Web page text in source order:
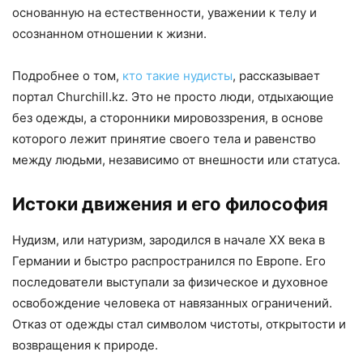
основанную на естественности, уважении к телу и
осознанном отношении к жизни.
Подробнее о том, кто такие нудисты, рассказывает
портал Churchill.kz. Это не просто люди, отдыхающие
без одежды, а сторонники мировоззрения, в основе
которого лежит принятие своего тела и равенство
между людьми, независимо от внешности или статуса.
Истоки движения и его философия
Нудизм, или натуризм, зародился в начале XX века в
Германии и быстро распространился по Европе. Его
последователи выступали за физическое и духовное
освобождение человека от навязанных ограничений.
Отказ от одежды стал символом чистоты, открытости и
возвращения к природе.